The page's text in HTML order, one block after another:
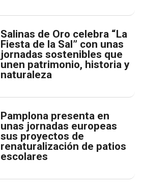
Salinas de Oro celebra “La
Fiesta de la Sal” con unas
jornadas sostenibles que
unen patrimonio, historia y
naturaleza
Pamplona presenta en
unas jornadas europeas
sus proyectos de
renaturalización de patios
escolares